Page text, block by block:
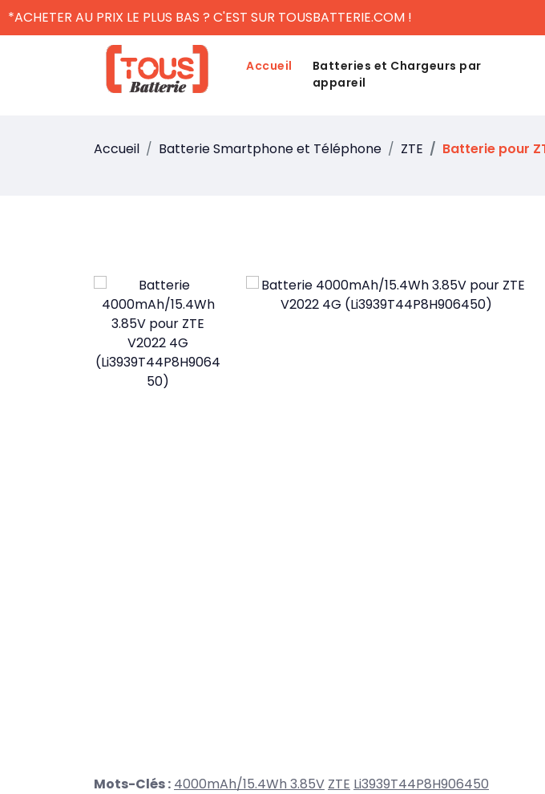
*ACHETER AU PRIX LE PLUS BAS ? C'EST SUR TOUSBATTERIE.COM !
Accueil
Batteries et Chargeurs par
appareil
Accueil Batterie Smartphone et Téléphone ZTE Batterie pour
Mots-Clés : 4000mAh/15.4Wh 3.85V ZTE Li3939T44P8H906450